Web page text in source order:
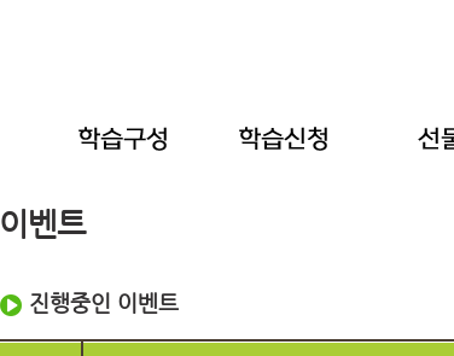
이벤트
진행중인 이벤트